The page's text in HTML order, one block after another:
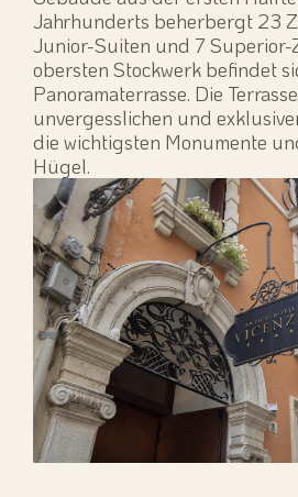
Jahrhunderts beherbergt 23
Junior-Suiten und 7 Superior-
obersten Stockwerk befindet
Panoramaterrasse. Die
unvergesslichen und
die wichtigsten Monumente
Hügel.